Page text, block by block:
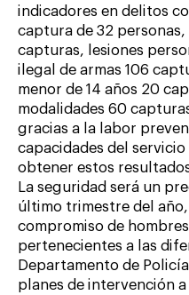
indicadores en delitos
captura de 32 personas,
capturas, lesiones
ilegal de armas 106
menor de 14 años 20
modalidades 60
gracias a la labor
capacidades del
obtener estos
La seguridad será un
último trimestre del
compromiso de
pertenecientes a las
Departamento de
planes de intervención